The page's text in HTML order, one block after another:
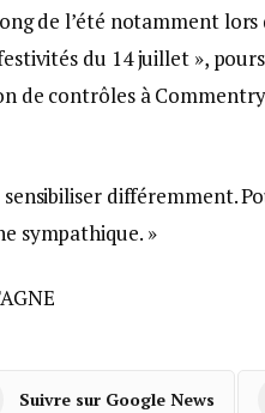
de l’été notamment lors
du 14 juillet »,
de contrôles à
sensibiliser différemment.
sympathique. »
Suivre sur Google News